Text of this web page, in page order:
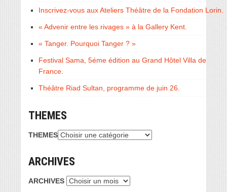
Inscrivez-vous aux Ateliers Théâtre de la Fondation Lorin.
« Advenir entre les rivages » à la Gallery Kent.
« Tanger. Pourquoi Tanger ? »
Festival Sama, 5éme édition au Grand Hôtel Villa de
France.
Théâtre Riad Sultan, programme de juin 26.
THEMES
THEMES
ARCHIVES
ARCHIVES